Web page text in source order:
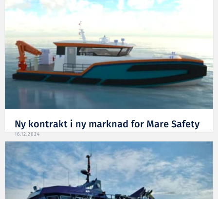
22.04.2025
Ny kontrakt i ny marknad for Mare Safety
16.12.2024